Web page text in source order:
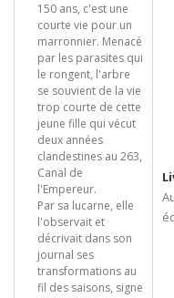
150 ans, c'est une
courte vie pour un
marronnier. Menacé
par les parasites qui
le rongent, l'arbre
se souvient de la vie
trop courte de cette
jeune fille qui vécut
deux années
clandestines au 263,
Canal de
l'Empereur.
Par sa lucarne, elle
l'observait et
décrivait dans son
journal ses
transformations au
fil des saisons, signe